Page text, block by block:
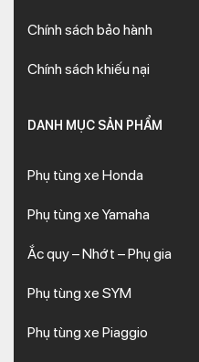
Chính sách bảo hành
Chính sách khiếu nại
DANH MỤC SẢN PHẨM
Phụ tùng xe Honda
Phụ tùng xe Yamaha
Ắc quy – Nhớt – Phụ gia
Phụ tùng xe SYM
Phụ tùng xe Piaggio